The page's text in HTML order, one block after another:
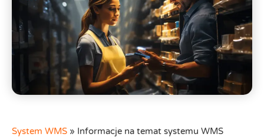
System WMS » Informacje na temat systemu WMS